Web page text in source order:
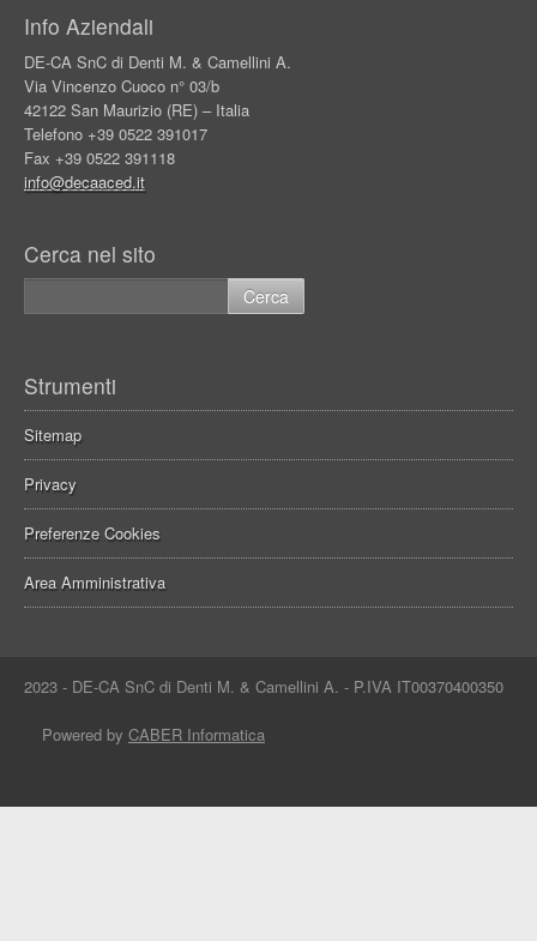
Info Aziendali
DE-CA SnC di Denti M. & Camellini A.
Via Vincenzo Cuoco n° 03/b
42122 San Maurizio (RE) – Italia
Telefono +39 0522 391017
Fax +39 0522 391118
info@decaaced.it
Cerca nel sito
Strumenti
Sitemap
Privacy
Preferenze Cookies
Area Amministrativa
2023 - DE-CA SnC di Denti M. & Camellini A. - P.IVA IT00370400350
Powered by CABER Informatica